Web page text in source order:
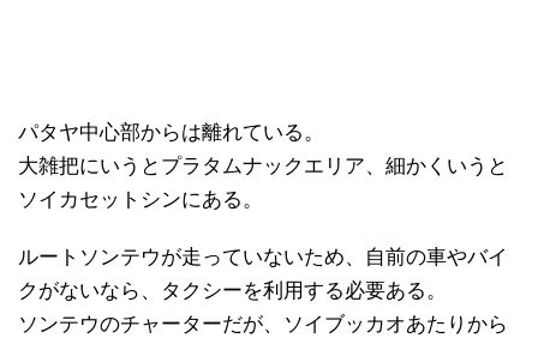
パタヤ中心部からは離れている。
大雑把にいうとプラタムナックエリア、細かくいうと
ソイカセットシンにある。
ルートソンテウが走っていないため、自前の車やバイ
クがないなら、タクシーを利用する必要ある。
ソンテウのチャーターだが、ソイブッカオあたりから